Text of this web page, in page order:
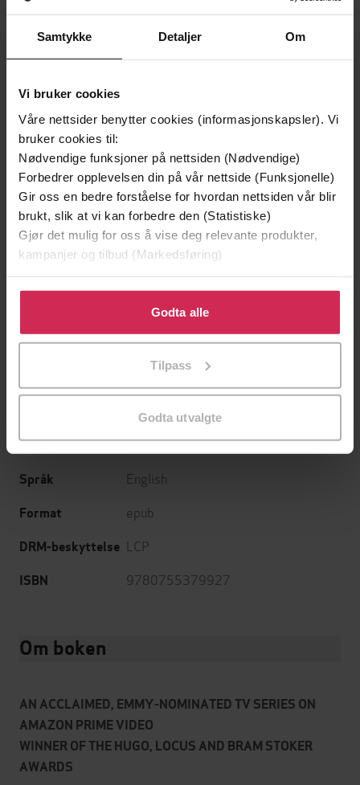
Samtykke Detaljer Om
Vi bruker cookies
Våre nettsider benytter cookies (informasjonskapsler). Vi
bruker cookies til:
Nødvendige funksjoner på nettsiden (Nødvendige)
Forbedrer opplevelsen din på vår nettside (Funksjonelle)
Gir oss en bedre forståelse for hvordan nettsiden vår blir
brukt, slik at vi kan forbedre den (Statistiske)
Gjør det mulig for oss å vise deg relevante produkter,
kampanjer og tilbud (Markedsføring)
Klikk på «Godta alle» for å gi oss ditt samtykke til å
bruke cookies for alle disse formålene. Du kan også
tilpasse ditt samtykke til spesifikke formål ved å klikke
Godta alle
Tilpass
Godta utvalgte
229,-
Ut og stjæle hester
Per Petterson
EBOK
169,-
Bienes historie
Maja Lunde
Forfattere Neil Gaiman(forfatter)
Review
10.11.2011
Sjanger Skjønnlitteratur,Romaner
Språk English
Format epub
DRM-beskyttelse LCP
ISBN 9780755379927
Om boken
AN ACCLAIMED, EMMY-NOMINATED TV SERIES ON
AMAZON PRIME VIDEO
WINNER OF THE HUGO, LOCUS AND BRAM STOKER
AWARDS